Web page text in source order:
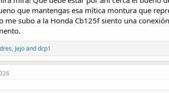
que mantengas esa mítica montura que
me subo a la Honda Cb125f siento una
, Jejoanddcp1